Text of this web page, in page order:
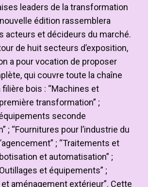
leaders de la transformation
édition rassemblera
acteurs et décideurs du marché.
de huit secteurs d’exposition,
a pour vocation de proposer
qui couvre toute la chaîne
filière bois : “Machines et
transformation” ;
seconde
; “Fournitures pour l’industrie du
; “Traitements et
et automatisation” ;
et équipements” ;
aménagement extérieur”. Cette